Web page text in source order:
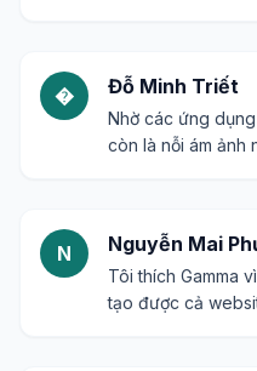
� Đỗ Minh Triết
Nhờ các ứng
còn là nỗi ám ảnh
N Nguyễn Mai
Tôi thích Gamma
tạo được cả